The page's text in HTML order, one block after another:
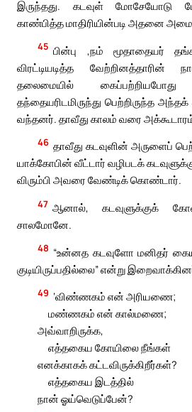
இருந்தது. கடவுள் மோசேயோடு
காண்பித்த மாதிரியின்படி அதனை
45 பின்பு ,நம் மூதாதையர்
விரட்டியடித்த வேற்றினத்தாரின்
தலைமையில்
தந்தையரிடமிருந்து பெற்றிருந்த
வந்தனர். தாவீது காலம் வரை
46 தாவீது கடவுளின் அருளைப்
யாக்கோபின் வீட்டார் வழிபடக்
விரும்பி அவரை வேண்டிக் கொண்டார்.
47 ஆனால், கடவுளுக்குக்
சாலமோனே.
48 “உன்னத கடவுளோ மனிதர்
குடியிருப்பதில்லை” என்று
49 ‘விண்ணகம் என் அரியணை;
மண்ணகம் என் கால்மணை;
அவ்வாறிருக்க,
எத்தகைய கோயிலை நீங்கள்
எனக்காகக் கட்டவிருக்கிறீர்கள்?
எத்தகைய இடத்தில்
நான் ஓய்வெடுப்பேன்?